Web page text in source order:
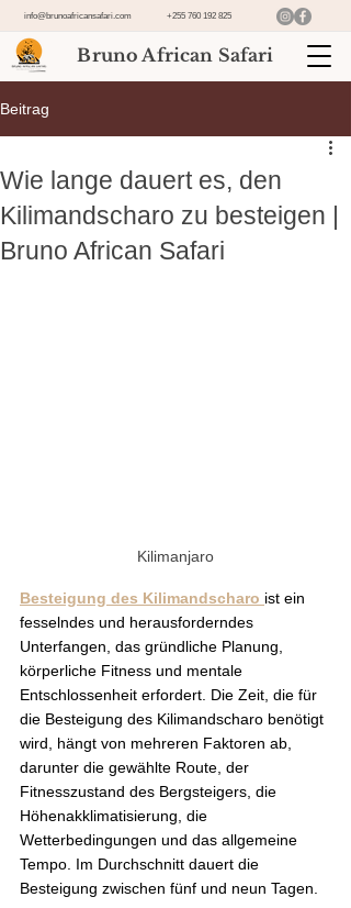
info@brunoafricansafari.com +255 760 192 825
Bruno African Safari
Beitrag
Wie lange dauert es, den
Kilimandscharo zu besteigen |
Bruno African Safari
Kilimanjaro
Besteigung des Kilimandscharo ist ein
fesselndes und herausforderndes
Unterfangen, das gründliche Planung,
körperliche Fitness und mentale
Entschlossenheit erfordert. Die Zeit, die für
die Besteigung des Kilimandscharo benötigt
wird, hängt von mehreren Faktoren ab,
darunter die gewählte Route, der
Fitnesszustand des Bergsteigers, die
Höhenakklimatisierung, die
Wetterbedingungen und das allgemeine
Tempo. Im Durchschnitt dauert die
Besteigung zwischen fünf und neun Tagen.